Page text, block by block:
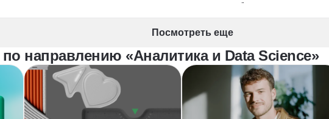
или вы сами уже что-то знаете и понимаете, что вам будет полезно, а что
обратную связь от ревьюверов и наставников, если допытывать их
дай бог пригодятся один раз за всю вашу карьеру.  За сумму курса можно
цене 5к\час проведет с вами 25-30 занятий и объяснит всё в разы лучше,
Посмотреть еще
направлению «Аналитика и Data Science»